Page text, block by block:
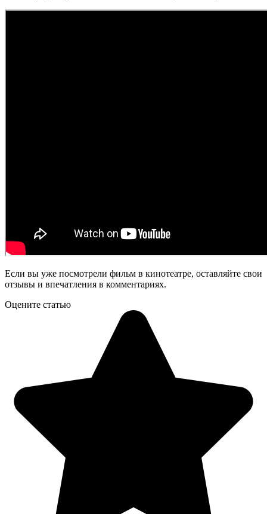
Если вы уже посмотрели фильм в кинотеатре, оставляйте свои
отзывы и впечатления в комментариях.
Оцените статью